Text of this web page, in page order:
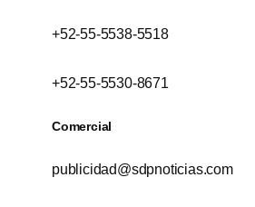
+52-55-5538-5518
+52-55-5530-8671
Comercial
publicidad@sdpnoticias.com